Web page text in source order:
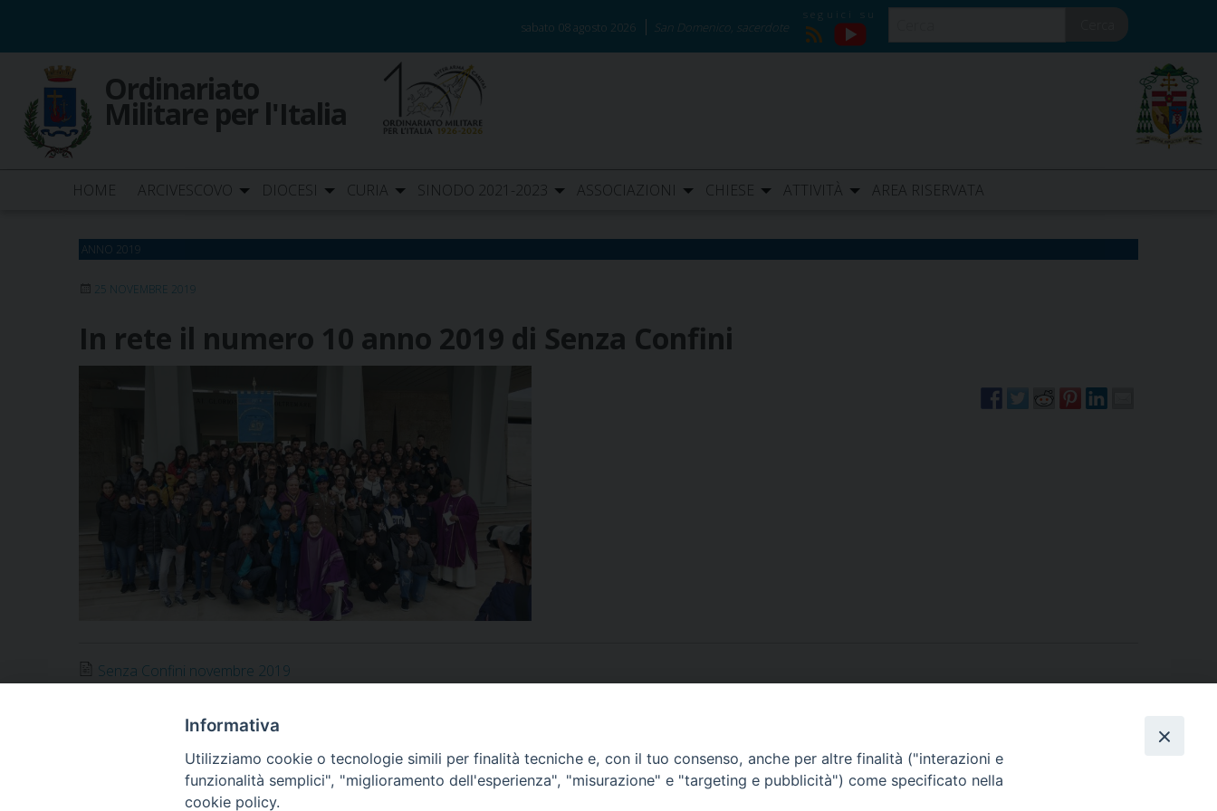
content
sabato 08 agosto 2026 San Domenico, sacerdote
RSS
YouTube
Ordinariato
Militare per l'Italia
HOME ARCIVESCOVO DIOCESI CURIA SINODO 2021-2023 ASSOCIAZIONI CHIESE ATTIVITÀ AREA RISERVATA
ANNO 2019
25 NOVEMBRE 2019
In rete il numero 10 anno 2019 di Senza Confini
Senza Confini novembre 2019
L’Ordinario a Grottaglie e Taranto
Informativa
Utilizziamo cookie o tecnologie simili per finalità tecniche e, con il tuo consenso, anche per altre finalità ("interazioni e
funzionalità semplici", "miglioramento dell'esperienza", "misurazione" e "targeting e pubblicità") come specificato nella
cookie policy.